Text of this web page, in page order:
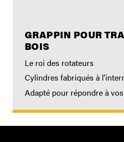
GRAPPIN POUR
BOIS
Le roi des rotateurs
Cylindres fabriqués à
Adapté pour répondre à